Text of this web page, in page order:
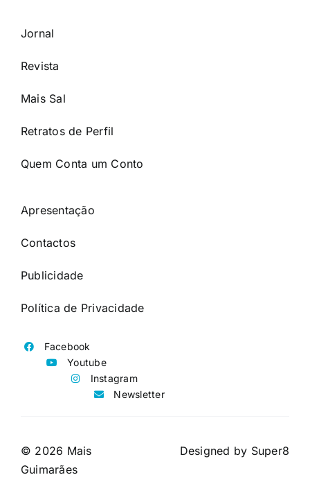
Jornal
Revista
Mais Sal
Retratos de Perfil
Quem Conta um Conto
Apresentação
Contactos
Publicidade
Política de Privacidade
Facebook
Youtube
Instagram
Newsletter
© 2026 Mais
Guimarães
Designed by Super8